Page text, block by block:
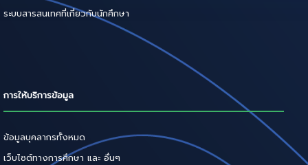
ระบบสารสนเทศที่เกี่ยวกับนักศึกษา
การให้บริการข้อมูล
ข้อมูลบุคลากรทั้งหมด
เว็บไซต์ทางการศึกษา และ อื่นๆ